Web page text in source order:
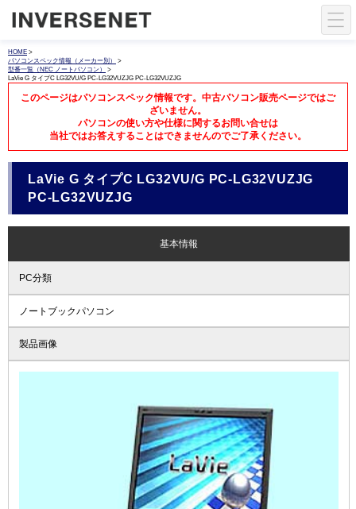
HOME >
パソコンスペック情報（メーカー別）
>
型番一覧（NEC ノートパソコン）
>
LaVie G タイプC LG32VU/G PC-LG32VUZJG PC-LG32VUZJG
このページはパソコンスペック情報です。中古パソコン販売ページではご
ざいません。
パソコンの使い方や仕様に関するお問い合せは
当社ではお答えすることはできませんのでご了承ください。
LaVie G タイプC LG32VU/G PC-LG32VUZJG
PC-LG32VUZJG
基本情報
PC分類
ノートブックパソコン
製品画像